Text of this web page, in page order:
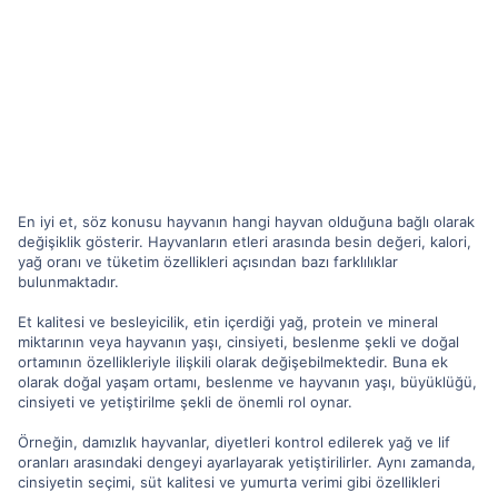
En iyi et, söz konusu hayvanın hangi hayvan olduğuna bağlı olarak
değişiklik gösterir. Hayvanların etleri arasında besin değeri, kalori,
yağ oranı ve tüketim özellikleri açısından bazı farklılıklar
bulunmaktadır.
Et kalitesi ve besleyicilik, etin içerdiği yağ, protein ve mineral
miktarının veya hayvanın yaşı, cinsiyeti, beslenme şekli ve doğal
ortamının özellikleriyle ilişkili olarak değişebilmektedir. Buna ek
olarak doğal yaşam ortamı, beslenme ve hayvanın yaşı, büyüklüğü,
cinsiyeti ve yetiştirilme şekli de önemli rol oynar.
Örneğin, damızlık hayvanlar, diyetleri kontrol edilerek yağ ve lif
oranları arasındaki dengeyi ayarlayarak yetiştirilirler. Aynı zamanda,
cinsiyetin seçimi, süt kalitesi ve yumurta verimi gibi özellikleri